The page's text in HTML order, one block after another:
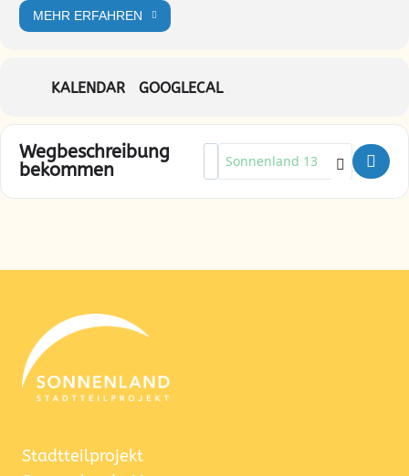
MEHR ERFAHREN
KALENDAR GOOGLECAL
Wegbeschreibung
bekommen
Address - Dorfplatz:
Destination Address -
Stadtteilprojekt